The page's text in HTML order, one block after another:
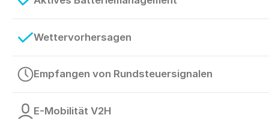
Wettervorhersagen
Empfangen von Rundsteuersignalen
E-Mobilität V2H